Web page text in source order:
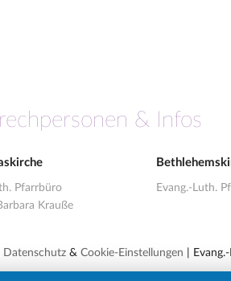
& Infos
Pfarrbüro
Krauße
Evang.-Luth.
Datenschutz & Cookie-Einstellungen |